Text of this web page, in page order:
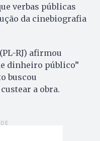
verbas públicas
da cinebiografia
RJ) afirmou
dinheiro público”
buscou
a obra.